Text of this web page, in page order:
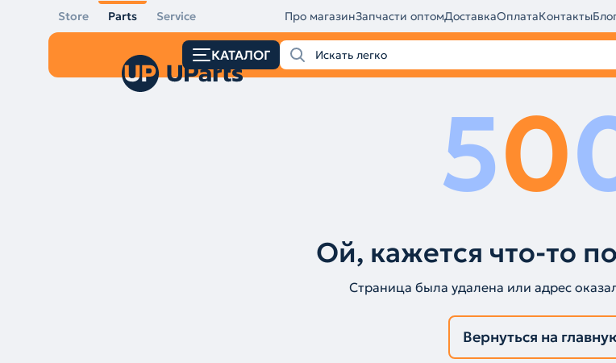
Store Parts Service Про магазинЗапчасти оптомДоставкаОплатаКонтакты
КАТАЛОГ
50
Ой, кажется что-то
Страница была удалена или адрес
Вернуться на